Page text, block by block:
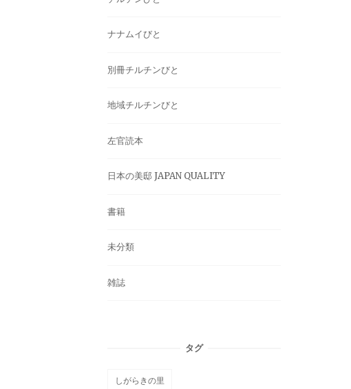
ナナムイびと
別冊チルチンびと
地域チルチンびと
左官読本
日本の美邸 JAPAN QUALITY
書籍
未分類
雑誌
タグ
しがらきの里